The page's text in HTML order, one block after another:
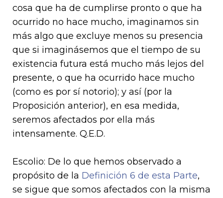
cosa que ha de cumplirse pronto o que ha
ocurrido no hace mucho, imagina­mos sin
más algo que excluye menos su presencia
que si ima­ginásemos que el tiempo de su
existencia futura está mucho más lejos del
presente, o que ha ocurrido hace mucho
(como es por sí notorio); y así (por la
Proposición anterior), en esa me­dida,
seremos afectados por ella más
intensamente. Q.E.D.
Escolio: De lo que hemos observado a
propósito de la Definición 6 de esta Parte,
se sigue que somos afectados con la misma